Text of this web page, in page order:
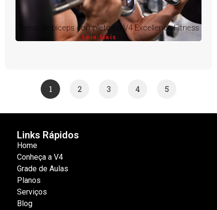
Treino de bíceps completo na V4 Excellence Fitness
Leia Mais
1 2 3 4 5
Links Rápidos
Home
Conheça a V4
Grade de Aulas
Planos
Serviços
Blog